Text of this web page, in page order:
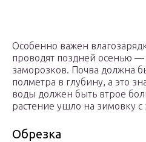
Особенно важен
проводят поздней осенью
заморозков. Почва должна
полметра в глубину, а это
воды должен быть втрое
растение ушло на зимовку с
Обрезка